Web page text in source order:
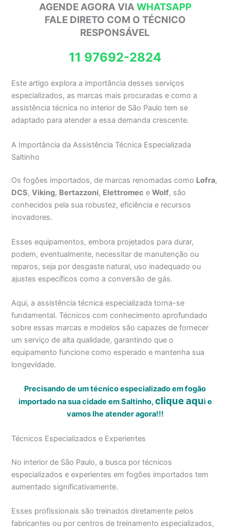
AGENDE AGORA VIA WHATSAPP
FALE DIRETO COM O TÉCNICO
RESPONSÁVEL
11 97692-2824
Este artigo explora a importância desses serviços
especializados, as marcas mais procuradas e como a
assistência técnica no interior de São Paulo tem se
adaptado para atender a essa demanda crescente.
A Importância da Assistência Técnica Especializada
Saltinho
Os fogões importados, de marcas renomadas como Lofra,
DCS,Viking, Bertazzoni, Elettromec eWolf, são
conhecidos pela sua robustez, eficiência e recursos
inovadores.
Esses equipamentos, embora projetados para durar,
podem, eventualmente, necessitar de manutenção ou
reparos, seja por desgaste natural, uso inadequado ou
ajustes específicos como a conversão de gás.
Aqui, a assistência técnica especializada torna-se
fundamental. Técnicos com conhecimento aprofundado
sobre essas marcas e modelos são capazes de fornecer
um serviço de alta qualidade, garantindo que o
equipamento funcione como esperado e mantenha sua
longevidade.
Precisando de um técnico especializado em fogão
importado na sua cidade em Saltinho,clique aqui e
vamos lhe atender agora!!!
Técnicos Especializados e Experientes
No interior de São Paulo, a busca por técnicos
especializados e experientes em fogões importados tem
aumentado significativamente.
Esses profissionais são treinados diretamente pelos
fabricantes ou por centros de treinamento especializados,